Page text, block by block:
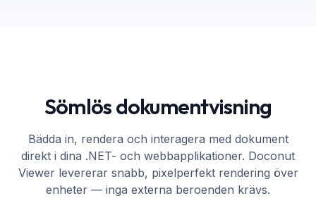
Sömlös dokumentvisning
Bädda in, rendera och interagera med dokument
direkt i dina .NET- och webbapplikationer. Doconut
Viewer levererar snabb, pixelperfekt rendering över
enheter — inga externa beroenden krävs.